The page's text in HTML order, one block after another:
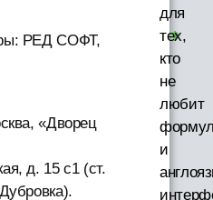
РЕД СОФТ,
«Дворец
д. 15 с1 (ст.
для
тех,
кто
не
любит
и